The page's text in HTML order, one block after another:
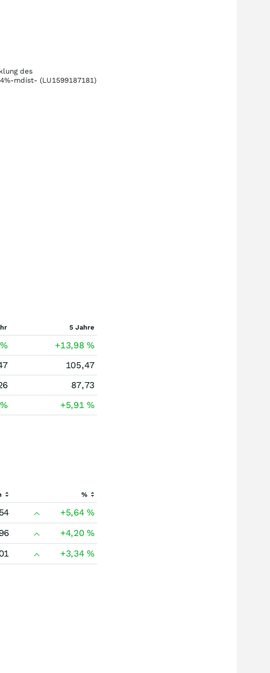
des
mdist- (LU1599187181)
5 Jahre
% +13,98%
105,47
87,73
% +5,91%
%
+5,64%
+4,20%
+3,34%